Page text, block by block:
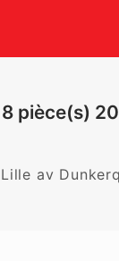
pièce(s)
av